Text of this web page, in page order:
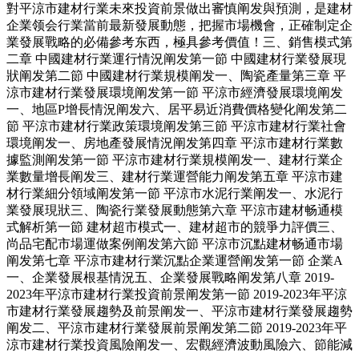
對平涼市建材行業未來投資前景做出審慎阐发與預測，是建材
企業领会行業當前最新發展動態，把握市場機會，正確制定企
業發展戰略的必備參考东西，極具參考價值！三、銷售模式第
二章 中國建材行業運行情況阐发第一節 中國建材行業發展現
狀阐发第二節 中國建材行業規模阐发一、陶瓷產量第三章 平
涼市建材行業發展環境阐发第一節 平涼市經濟發展環境阐发
一、地區P增長情況阐发六、居平易近消費價格變化阐发第二
節 平涼市建材行業政策環境阐发第三節 平涼市建材行業社會
環境阐发一、房地產發展情況阐发第四章 平涼市建材行業數
據監測阐发第一節 平涼市建材行業規模阐发一、建材行業企
業數量增長阐发三、建材行業運營能力阐发第五章 平涼市建
材行業細分領域阐发第一節 平涼市水泥行業阐发一、水泥行
業發展現狀三、陶瓷行業發展動態第六章 平涼市建材畅通模
式解析第一節 建材超市模式一、建材超市的競爭力評價三、
尚品宅配市場運做案例阐发第六節 平涼市沉點建材畅通市場
阐发第七章 平涼市建材行業沉點企業運營阐发第一節 企業A
一、企業發展根基情況五、企業發展戰略阐发第八章 2019-
2023年平涼市建材行業投資前景阐发第一節 2019-2023年平涼
市建材行業發展趨勢及前景阐发一、平涼市建材行業發展趨勢
阐发二、平涼市建材行業發展前景阐发第二節 2019-2023年平
涼市建材行業投資風險阐发一、宏觀經濟波動風險六、節能減